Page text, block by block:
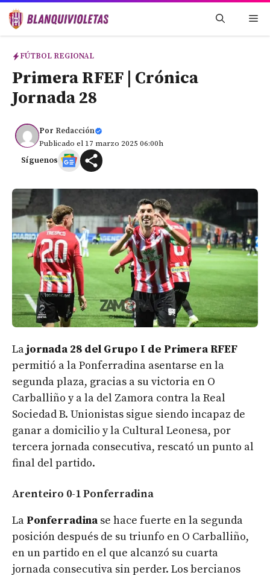
Saltar
FÚTBOL REGIONAL
Primera RFEF | Crónica
Jornada 28
Por Redacción
Publicado el 17 marzo 2025 06:00h
Síguenos
Lajornada 28 del Grupo I de Primera RFEF
permitió a la Ponferradina asentarse en la
segunda plaza, gracias a su victoria en O
Carballiño y a la del Zamora contra la Real
Sociedad B. Unionistas sigue siendo incapaz de
ganar a domicilio y la Cultural Leonesa, por
tercera jornada consecutiva, rescató un punto al
final del partido.
Arenteiro 0-1 Ponferradina
La Ponferradina se hace fuerte en la segunda
posición después de su triunfo en O Carballiño,
en un partido en el que alcanzó su cuarta
jornada consecutiva sin perder. Los bercianos